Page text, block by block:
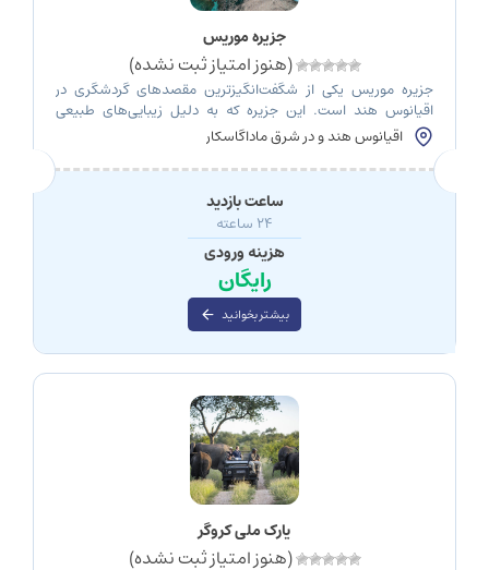
جزیره موریس
(هنوز امتیاز ثبت نشده)
جزیره موریس یکی از شگفت‌انگیزترین مقصدهای گردشگری در
اقیانوس هند است. این جزیره که به دلیل زیبایی‌های طبیعی
خیره‌کننده، تاریخ غنی و فرهنگ متنوعش شناخته می‌شود، انتخابی
فوق‌العاده برای کسانی است که به دنبال سفری آرامش‌بخش،
هیجان‌انگیز و پر از شگفتی‌های جدید هستند. با ما باشید با معرفی
جزیره موریس. چرا جزیره موریس؟ جزیره موریس […]
اقیانوس هند و در شرق ماداگاسکار
ساعت بازدید
24 ساعته
هزینه ورودی
رایگان
بیشتر بخوانید
پارک ملی کروگر
(هنوز امتیاز ثبت نشده)